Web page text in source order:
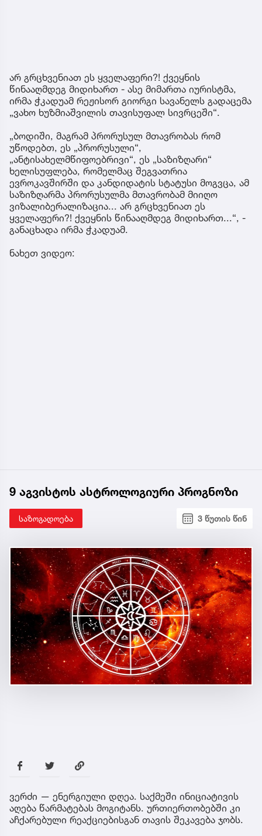
არ გრცხვენიათ ეს ყველაფერი?! ქვეყნის
წინააღმდეგ მიდიხართ - ასე მიმართა იურისტმა,
ირმა ჭკადუამ რეჟისორ გიორგი სავანელს გადაცემა
„ვახო ხუზმიაშვილის თავისუფალ სივრცეში“.
„ბოდიში, მაგრამ პრორუსულ მთავრობას რომ
უწოდებთ, ეს „პრორუსული“,
„ანტისახელმწიფოებრივი“, ეს „საზიზღარი“
ხელისუფლება, რომელმაც შეგვათრია
ევროკავშირში და კანდიდატის სტატუსი მოგვცა, ამ
საზიზღარმა პრორუსულმა მთავრობამ მიიღო
ვიზალიბერალიზაცია... არ გრცხვენიათ ეს
ყველაფერი?! ქვეყნის წინააღმდეგ მიდიხართ...“, -
განაცხადა ირმა ჭკადუამ.
ნახეთ ვიდეო:
9 აგვისტოს ასტროლოგიური პროგნოზი
საზოგადოება 3 წუთის წინ
ვერძი — ენერგიული დღეა. საქმეში ინიციატივის
აღება წარმატებას მოგიტანს. ურთიერთობებში კი
აჩქარებული რეაქციებისგან თავის შეკავება ჯობს.